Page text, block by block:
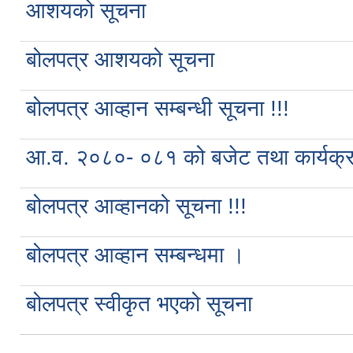
आशयको सूचना
बोलपत्र आशयको सूचना
बोलपत्र आव्हान सम्बन्धी सूचना !!!
आ.व. २०८०- ०८१ को बजेट तथा
बोलपत्र आव्हानको सूचना !!!
बोलपत्र आव्हान सम्बन्धमा ।
बोलपत्र स्वीकृत भएको सूचना